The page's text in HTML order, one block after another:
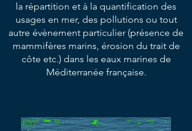
la répartition et à la quantification des
usages en mer, des pollutions ou tout
autre évènement particulier (présence de
mammifères marins, érosion du trait de
côte etc.) dans les eaux marines de
Méditerranée française.